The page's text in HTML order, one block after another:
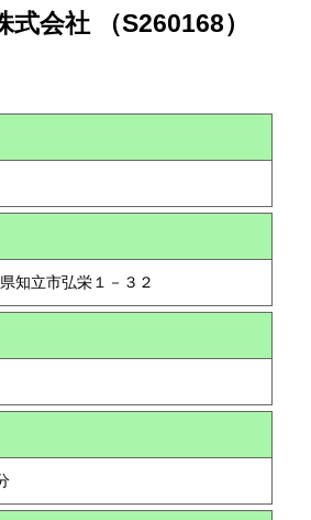
会社 （S260168）
知立市弘栄１－３２